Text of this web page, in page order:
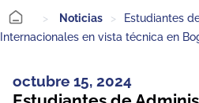
> Noticias >
Estudiantes
Internacionales en vista técnica en
octubre 15, 2024